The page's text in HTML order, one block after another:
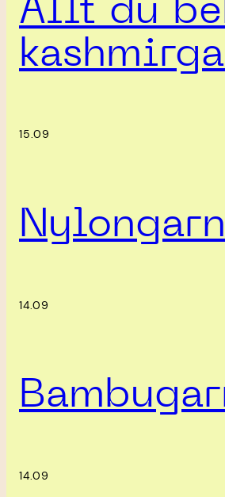
Allt du
15.09
14.09
14.09